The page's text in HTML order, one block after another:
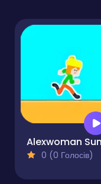
0 (0 Голосів)